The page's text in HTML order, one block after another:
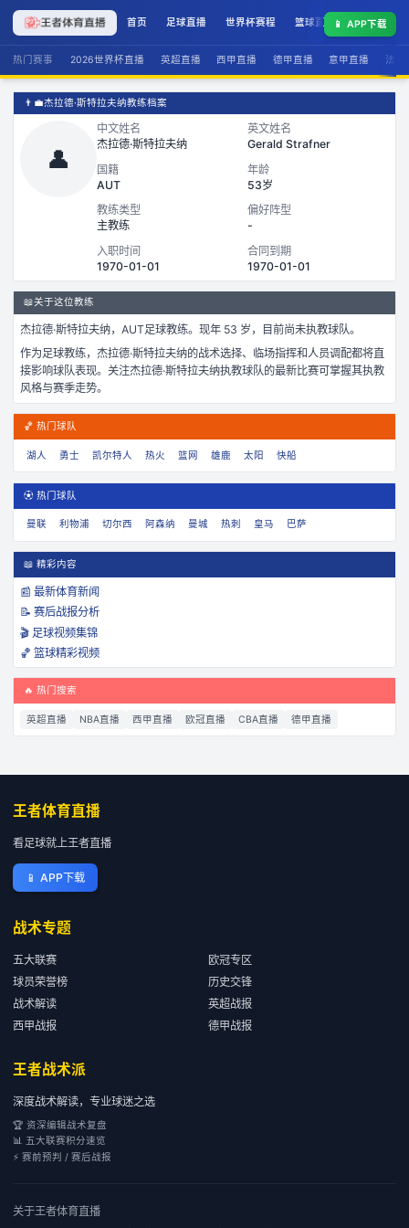
首页 足球直播 世界杯赛程 篮球直播 联赛积分
📱 APP下载
热门赛事 2026世界杯直播 英超直播 西甲直播 德甲直播 意甲直播 法甲
👨‍💼杰拉德·斯特拉夫纳教练档案
👤
中文姓名
杰拉德·斯特拉夫纳
英文姓名
Gerald Strafner
国籍
AUT
年龄
53岁
教练类型
主教练
偏好阵型
-
入职时间
1970-01-01
合同到期
1970-01-01
📖关于这位教练
杰拉德·斯特拉夫纳， AUT足球教练。 现年 53 岁，
目前尚未执教球队。
作为足球教练， 杰拉德·斯特拉夫纳的战术选择、临场指挥和人员调配都将直
接影响球队表现。关注杰拉德·斯特拉夫纳执教球队的最新比赛可掌握其执教
风格与赛季走势。
🏀 热门球队
湖人 勇士 凯尔特人 热火 篮网 雄鹿 太阳 快船
⚽ 热门球队
曼联 利物浦 切尔西 阿森纳 曼城 热刺 皇马 巴萨
📖 精彩内容
📰 最新体育新闻
📝 赛后战报分析
🎬 足球视频集锦
🏀 篮球精彩视频
🔥 热门搜索
英超直播 NBA直播 西甲直播 欧冠直播 CBA直播 德甲直播
王者体育直播
看足球就上王者直播
📱 APP下载
战术专题
五大联赛
欧冠专区
球员荣誉榜
历史交锋
战术解读
英超战报
西甲战报
德甲战报
王者战术派
深度战术解读，专业球迷之选
🏆 资深编辑战术复盘
📊 五大联赛积分速览
⚡ 赛前预判 / 赛后战报
关于王者体育直播